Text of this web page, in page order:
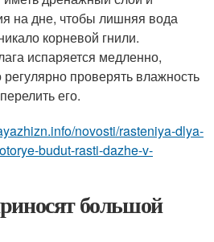
на дне, чтобы лишняя вода
корневой гнили.
испаряется медленно,
проверять влажность
его.
novosti/rasteniya-dlya-
budut-rasti-dazhe-v-
большой